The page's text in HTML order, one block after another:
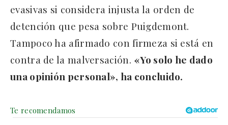
evasivas si considera injusta la orden de
detención que pesa sobre Puigdemont.
Tampoco ha afirmado con firmeza si está en
contra de la malversación. «Yo solo he dado
una opinión personal», ha concluido.